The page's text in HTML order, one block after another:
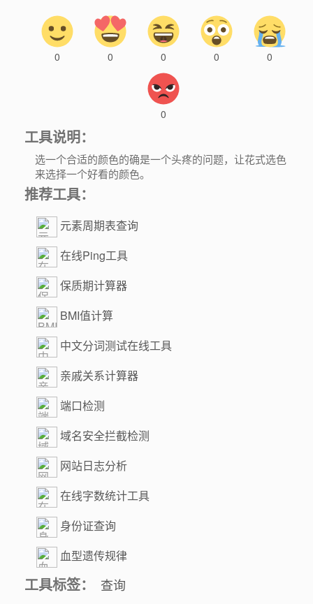
0 0 0 0 0
0
工具说明：
选一个合适的颜色的确是一个头疼的问题，让花式选色
来选择一个好看的颜色。
推荐工具：
元素周期表查询
在线Ping工具
保质期计算器
BMI值计算
中文分词测试在线工具
亲戚关系计算器
端口检测
域名安全拦截检测
网站日志分析
在线字数统计工具
身份证查询
血型遗传规律
工具标签： 查询